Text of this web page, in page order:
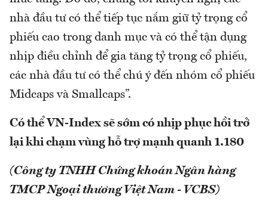
nhà đầu tư có thể tiếp tục nắm giữ tỷ trọng cổ
phiếu cao trong danh mục và có thể tận dụng
nhịp điều chỉnh để gia tăng tỷ trọng cổ phiếu,
các nhà đầu tư có thể chú ý đến nhóm cổ phiếu
Midcaps và Smallcaps”.
Có thể VN-Index sẽ sớm có nhịp phục hồi trở
lại khi chạm vùng hỗ trợ mạnh quanh 1.180
(Công ty TNHH Chứng khoán Ngân hàng
TMCP Ngoại thương Việt Nam - VCBS)